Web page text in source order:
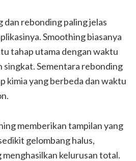
dan rebonding paling jelas
Smoothing biasanya
tahap utama dengan waktu
singkat. Sementara rebonding
kimia yang berbeda dan waktu
memberikan tampilan yang
gelombang halus,
kelurusan total.